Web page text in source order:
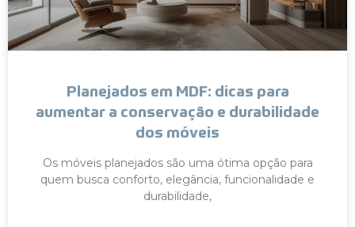
Planejados em MDF: dicas para
aumentar a conservação e durabilidade
dos móveis
Os móveis planejados são uma ótima opção para
quem busca conforto, elegância, funcionalidade e
durabilidade,